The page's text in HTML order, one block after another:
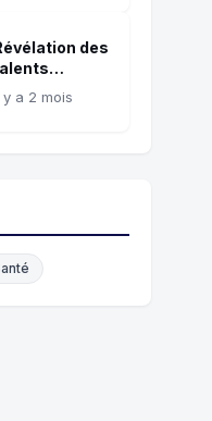
des
:
Gospel Music
y a 2 mois